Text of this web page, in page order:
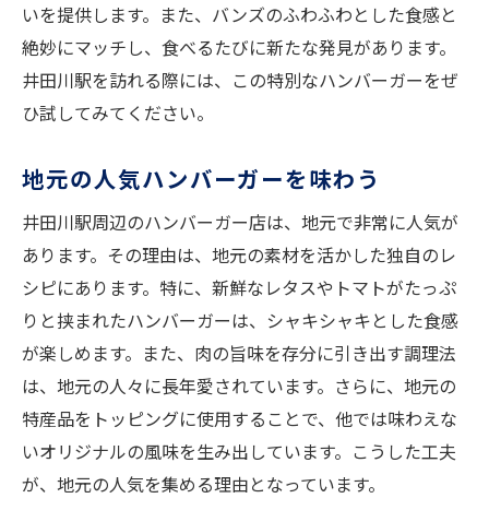
井田川駅近くの隠れハンバーガー店
地元で愛されるハンバーガーの秘密
ハンバーガーの食感を求める旅
人気ハンバーガーを楽しむためのコツ
地元の味を堪能するハンバーガー探訪
特別な食感を楽しむハンバーガープレイス
一度は行きたいハンバーガーの名所
食感が決め手のハンバーガースポット
特別な食感を提供するハンバーガー店
井田川駅周辺の食感系ハンバーガー
地元で注目のハンバーガー体験
食感を追求したハンバーガー選び
井田川駅のハンバーガー体験を満喫
いを提供します。また、バンズのふわふわとした食感と
絶妙にマッチし、食べるたびに新たな発見があります。
井田川駅を訪れる際には、この特別なハンバーガーをぜ
ひ試してみてください。
地元の人気ハンバーガーを味わう
井田川駅周辺のハンバーガー店は、地元で非常に人気が
あります。その理由は、地元の素材を活かした独自のレ
シピにあります。特に、新鮮なレタスやトマトがたっぷ
りと挟まれたハンバーガーは、シャキシャキとした食感
が楽しめます。また、肉の旨味を存分に引き出す調理法
は、地元の人々に長年愛されています。さらに、地元の
特産品をトッピングに使用することで、他では味わえな
いオリジナルの風味を生み出しています。こうした工夫
が、地元の人気を集める理由となっています。